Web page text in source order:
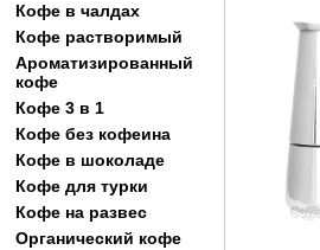
Кофе в чалдах
Кофе растворимый
Ароматизированный
кофе
Кофе 3 в 1
Кофе без кофеина
Кофе в шоколаде
Кофе для турки
Кофе на развес
Органический кофе